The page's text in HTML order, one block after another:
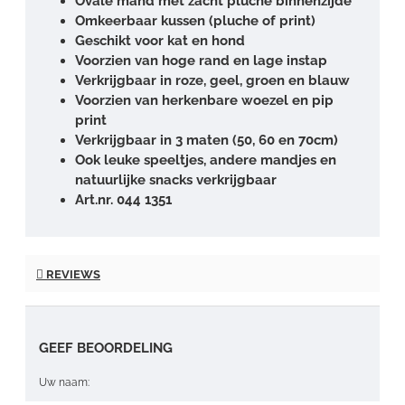
Omkeerbaar kussen (pluche of print)
Geschikt voor kat en hond
Voorzien van hoge rand en lage instap
Verkrijgbaar in roze, geel, groen en blauw
Voorzien van herkenbare woezel en pip
print
Verkrijgbaar in 3 maten (50, 60 en 70cm)
Ook leuke speeltjes, andere mandjes en
natuurlijke snacks verkrijgbaar
Art.nr. 044 1351
REVIEWS
GEEF BEOORDELING
Uw naam: